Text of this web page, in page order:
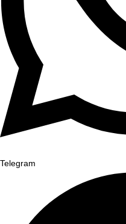
Telegram